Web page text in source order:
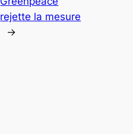
rejette la mesure
→